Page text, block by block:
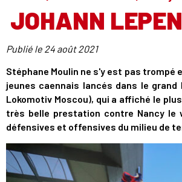
JOHANN
Publié le 24 août 2021
Stéphane Moulin ne s'y est pas
jeunes caennais lancés dans le
Lokomotiv Moscou), qui a affiché le
très belle prestation contre Nancy le
défensives et offensives du milieu de